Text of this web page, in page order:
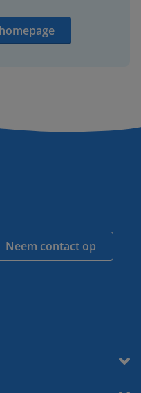
Neem contact op